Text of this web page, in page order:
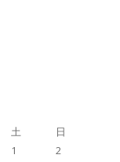
土
日
1
2